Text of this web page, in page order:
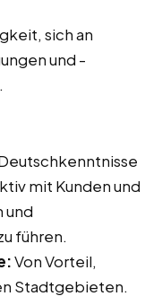
sich an
und -
mit Kunden und
und
führen.
Von Vorteil,
Stadtgebieten.